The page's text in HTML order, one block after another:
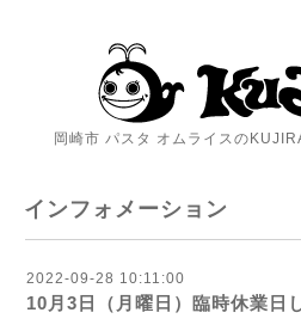
岡崎市 パスタ オムライスの
インフォメーション
2022-09-28 10:11:00
10月3日（月曜日）臨時休業日